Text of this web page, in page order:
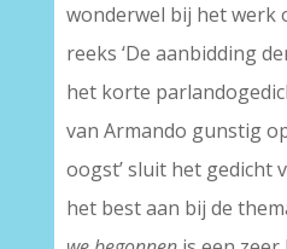
wonderwel bij het werk
reeks ‘De aanbidding
het korte
van Armando gunstig
oogst’ sluit het gedicht
het best aan bij de